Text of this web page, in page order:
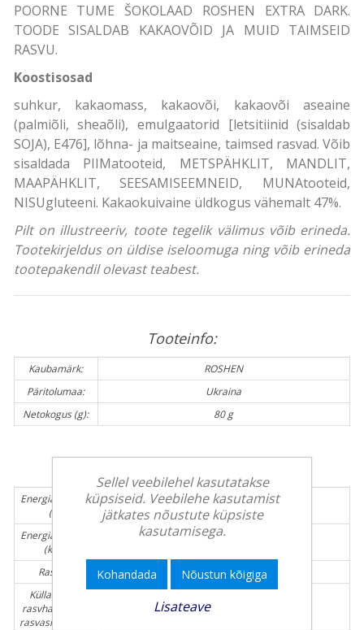
POORNE TUME ŠOKOLAAD ROSHEN EXTRA DARK.
TOODE SISALDAB KAKAOVÕID JA MUID TAIMSEID
RASVU.
Koostisosad
suhkur, kakaomass, kakaovõi, kakaovõi aseaine
(palmiõli, sheaõli), emulgaatorid [letsitiinid (sisaldab
SOJA), E476], lõhna- ja maitseaine, taimsed rasvad. Võib
sisaldada PIIMatooteid, METSPÄHKLIT, MANDLIT,
MAAPÄHKLIT, SEESAMISEEMNEID, MUNAtooteid,
NISUgluteeni. Kakaokuivaine üldkogus vähemalt 47%.
Pilt on illustreeriv, toote tegelik välimus võib erineda.
Tootekirjeldus on üldise iseloomuga ning võib erineda
tootepakendil olevast teabest.
Tooteinfo:
Kaubamärk:
ROSHEN
Päritolumaa:
Ukraina
Netokogus (g):
80 g
Energiasisaldus
(kJ)
2242
Energiasisaldus
(kcal)
Rasv (g)
33.4
Küllastunud
rasvhapped (g)
rasvasisalduses
Sellel veebilehel kasutatakse
küpsiseid. Veebilehe kasutamist
jätkates nõustute küpsiste
kasutamisega.
Kohandada Nõustun kõigiga
Lisateave